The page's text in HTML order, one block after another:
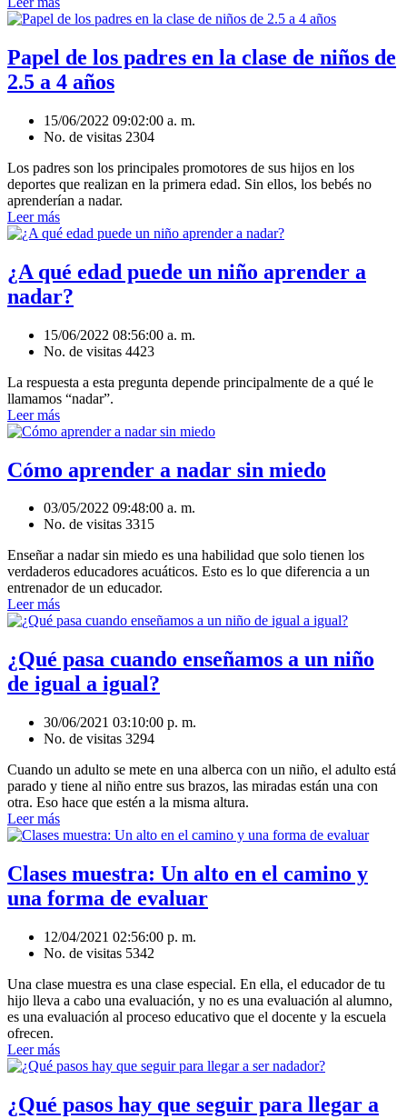
Papel de los padres en la clase de niños de
2.5 a 4 años
15/06/2022 09:02:00 a. m.
No. de visitas 2304
Los padres son los principales promotores de sus hijos en los
deportes que realizan en la primera edad. Sin ellos, los bebés no
aprenderían a nadar.
Leer más
¿A qué edad puede un niño aprender a
nadar?
15/06/2022 08:56:00 a. m.
No. de visitas 4423
La respuesta a esta pregunta depende principalmente de a qué le
llamamos “nadar”.
Leer más
Cómo aprender a nadar sin miedo
03/05/2022 09:48:00 a. m.
No. de visitas 3315
Enseñar a nadar sin miedo es una habilidad que solo tienen los
verdaderos educadores acuáticos. Esto es lo que diferencia a un
entrenador de un educador.
Leer más
¿Qué pasa cuando enseñamos a un niño
de igual a igual?
30/06/2021 03:10:00 p. m.
No. de visitas 3294
Cuando un adulto se mete en una alberca con un niño, el adulto está
parado y tiene al niño entre sus brazos, las miradas están una con
otra. Eso hace que estén a la misma altura.
Leer más
Clases muestra: Un alto en el camino y
una forma de evaluar
12/04/2021 02:56:00 p. m.
No. de visitas 5342
Una clase muestra es una clase especial. En ella, el educador de tu
hijo lleva a cabo una evaluación, y no es una evaluación al alumno,
es una evaluación al proceso educativo que el docente y la escuela
ofrecen.
Leer más
¿Qué pasos hay que seguir para llegar a